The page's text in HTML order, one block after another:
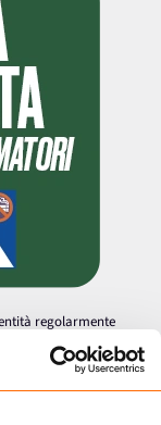
regolarmente
online di